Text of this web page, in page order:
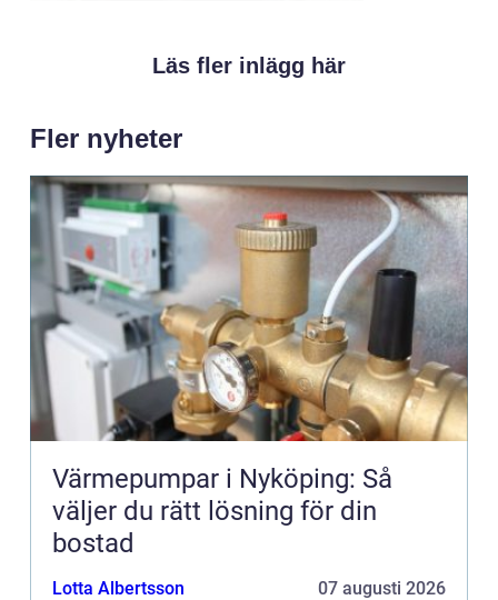
Läs fler inlägg här
Fler nyheter
Värmepumpar i Nyköping: Så
väljer du rätt lösning för din
bostad
Lotta Albertsson 07 augusti 2026